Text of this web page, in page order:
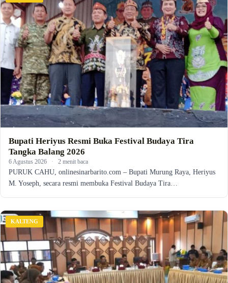
Bupati Heriyus Resmi Buka Festival Budaya Tira
Tangka Balang 2026
6 Agustus 2026 · 2 menit baca
PURUK CAHU, onlinesinarbarito.com – Bupati Murung Raya, Heriyus
M. Yoseph, secara resmi membuka Festival Budaya Tira…
KALTENG